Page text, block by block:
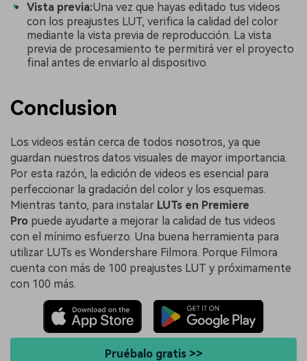
Vista previa:Una vez que hayas editado tus videos
con los preajustes LUT, verifica la calidad del color
mediante la vista previa de reproducción. La vista
previa de procesamiento te permitirá ver el proyecto
final antes de enviarlo al dispositivo.
Conclusion
Los videos están cerca de todos nosotros, ya que
guardan nuestros datos visuales de mayor importancia.
Por esta razón, la edición de videos es esencial para
perfeccionar la gradación del color y los esquemas.
Mientras tanto, para instalar LUTs en Premiere
Pro puede ayudarte a mejorar la calidad de tus videos
con el mínimo esfuerzo. Una buena herramienta para
utilizar LUTs es Wondershare Filmora. Porque Filmora
cuenta con más de 100 preajustes LUT y próximamente
con 100 más.
Pruébalo gratis >>